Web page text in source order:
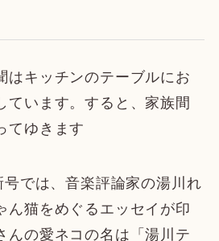
はキッチンのテーブルにお
ています。すると、家族間
てゆきます
では、音楽評論家の湯川れ
ん猫をめぐるエッセイが印
んの愛ネコの名は「湯川テ